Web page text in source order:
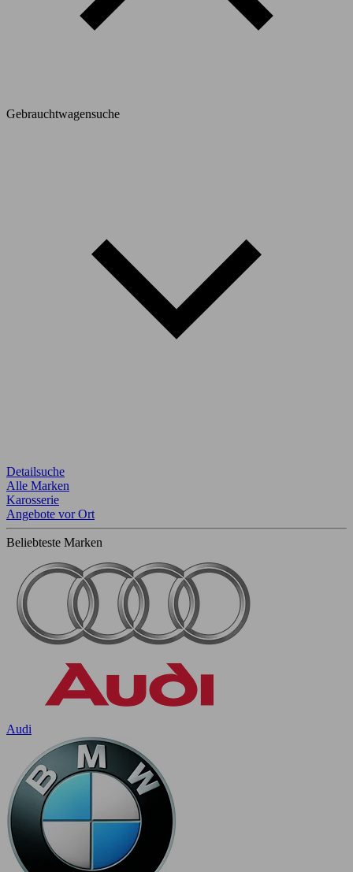
Gebrauchtwagensuche
Detailsuche
Alle Marken
Karosserie
Angebote vor Ort
Beliebteste Marken
Audi